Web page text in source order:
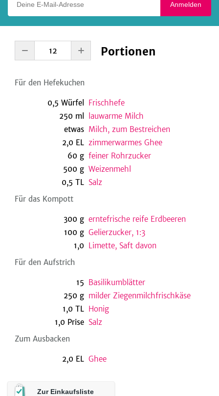
Anmelden
Portionen
Für den Hefekuchen
0,5 Würfel
Frischhefe
250 ml
lauwarme Milch
etwas Milch, zum Bestreichen
2,0 EL zimmerwarmes Ghee
60 g feiner Rohrzucker
500 g Weizenmehl
0,5 TL Salz
Für das Kompott
300 g erntefrische reife Erdbeeren
100 g Gelierzucker, 1:3
1,0 Limette, Saft davon
Für den Aufstrich
15 Basilikumblätter
250 g milder Ziegenmilchfrischkäse
1,0 TL Honig
1,0 Prise Salz
Zum Ausbacken
2,0 EL Ghee
Zur Einkaufsliste